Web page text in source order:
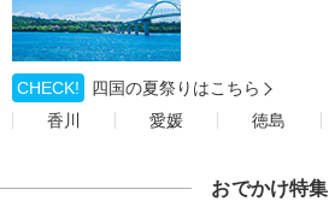
CHECK!
四国の夏祭りはこちら
香川
愛媛 徳島
おでかけ特集